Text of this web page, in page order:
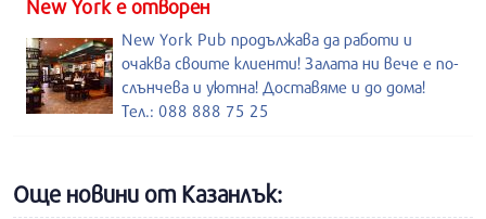
New York е отворен
New York Pub продължава да работи и
очаква своите клиенти! Залата ни вече е по-
слънчева и уютна! Доставяме и до дома!
Тел.: 088 888 75 25
Още новини от Казанлък: